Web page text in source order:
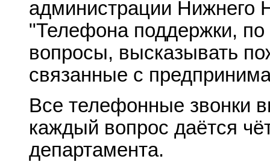
администрации Нижнего
"Телефона поддержки,
вопросы, высказывать
связанные с
Все телефонные звонки
каждый вопрос даётся
департамента.